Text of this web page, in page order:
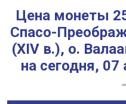
Цена монеты
Спасо-
(XIV в.), о.
на сегодня, 07